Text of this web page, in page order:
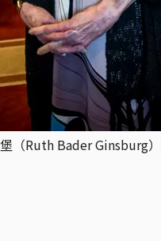
（Ruth Bader Ginsburg